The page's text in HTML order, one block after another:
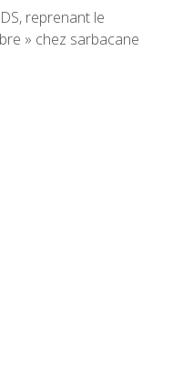
reprenant le
» chez sarbacane